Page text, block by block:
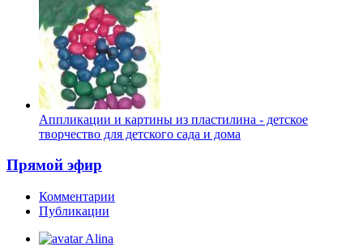
Аппликации и картины из пластилина - детское
творчество для детского сада и дома
Прямой эфир
Комментарии
Публикации
Alina